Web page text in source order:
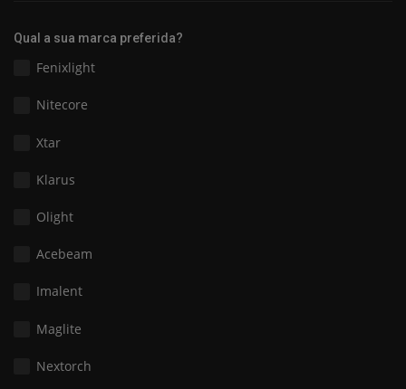
Qual a sua marca preferida?
Fenixlight
Nitecore
Xtar
Klarus
Olight
Acebeam
Imalent
Maglite
Nextorch